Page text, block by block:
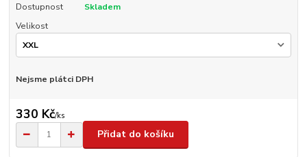
Dostupnost
Skladem
Velikost
Nejsme plátci DPH
330 Kč/ks
Přidat do košíku